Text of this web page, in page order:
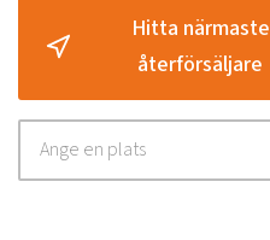
Hitta närmaste
återförsäljare